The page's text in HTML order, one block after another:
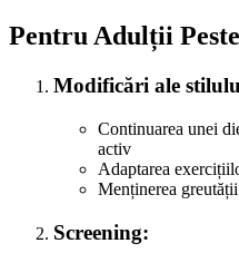
Pentru Adulții
Modificări ale
Continuarea unei
activ
Adaptarea
Menținerea
Screening: